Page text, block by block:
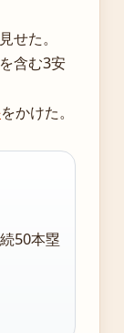
せた。
含む3安
をかけた。
50本塁